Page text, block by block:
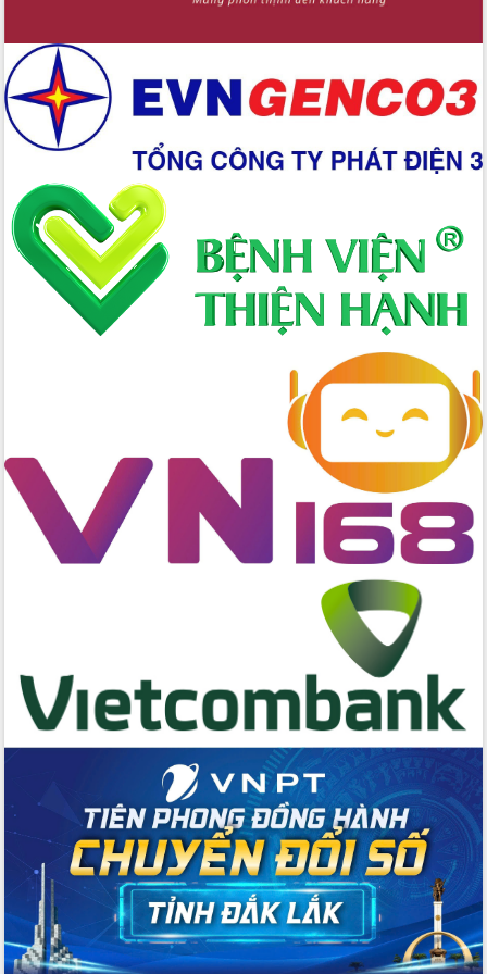
Chương trình “Gặp gỡ hữu nghị –
Bầu cử Quốc hội và HĐND: Cử tri Đắk
Lắk gửi gắm niềm tin, kỳ vọng vào lá
phiếu
Đắk Lắk sẵn sàng các điều kiện cho
Ngày hội bầu cử đại biểu Quốc hội
khóa XVI và HĐND các cấp nhiệm kỳ
2026-2031
Đảm bảo cuộc bầu cử đại biểu Quốc
hội và đại biểu HĐND các cấp diễn ra
an toàn, hiệu quả, đúng quy định
Thủ tướng Chính phủ Phạm Minh Chính
kiểm tra, chỉ đạo hoàn thành các dự
án cao tốc và thăm khu tái định cư tại
tại Đập Đồng Cam đầu Xuân Bính Ngọ
Ngành nông nghiệp phấn đấu tăng
trưởng đạt 5,86% trong năm 2026
UBND tỉnh Đắk Lắk triển khai công tác
quốc phòng, quân sự địa phương năm
Chủ tịch UBND tỉnh Tạ Anh Tuấn thăm,
chúc mừng các bệnh viện nhân Ngày
Thầy thuốc Việt Nam
Rộn ràng lễ hội truyền thống Sông
nước Đà Nông lần thứ I năm 2026
Kỳ họp Chuyên đề lần thứ Năm, HĐND
tỉnh Đắk Lắk thông qua các nghị quyết
quan trọng
Thống nhất danh sách giới thiệu ứng
cử đại biểu Quốc hội khoá XVI và đại
biểu HĐND tỉnh Đắk Lắk, nhiệm kỳ
2026-2031
Phát động hai phong trào thi đua quan